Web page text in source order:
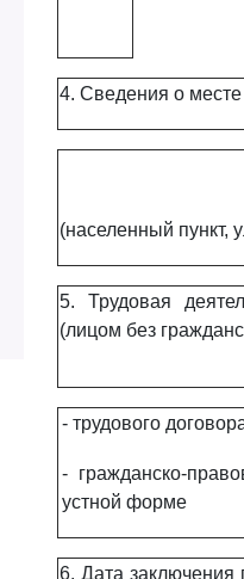
4. Сведения о месте
(населенный пункт,
5. Трудовая
(лицом без
- трудового
- гражданско-
устной форме
6. Дата заключения